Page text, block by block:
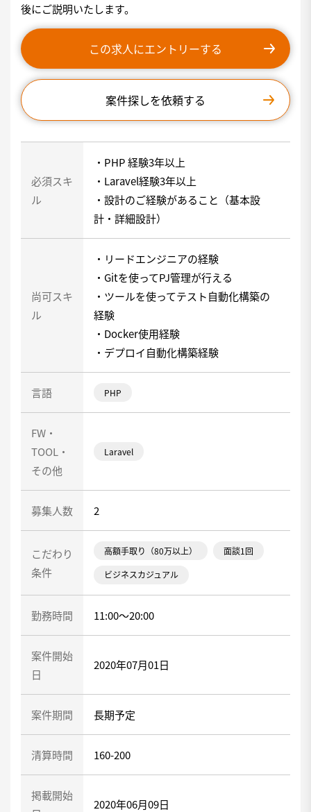
後にご説明いたします。
この求人にエントリーする
案件探しを依頼する
必須スキ
ル
・PHP 経験3年以上
・Laravel経験3年以上
・設計のご経験があること（基本設
計・詳細設計）
尚可スキ
ル
・リードエンジニアの経験
・Gitを使ってPJ管理が行える
・ツールを使ってテスト自動化構築の
経験
・Docker使用経験
・デプロイ自動化構築経験
言語 PHP
FW・
TOOL・
その他
Laravel
募集人数 2
こだわり
条件
高額手取り（80万以上） 面談1回
ビジネスカジュアル
勤務時間 11:00～20:00
案件開始
日
2020年07月01日
案件期間 長期予定
清算時間 160-200
掲載開始
2020年06月09日